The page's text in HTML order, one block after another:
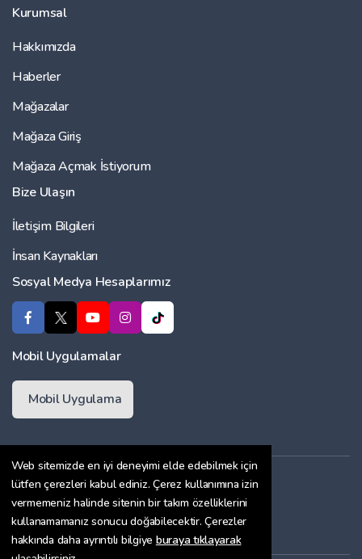
Web sitemizde en iyi deneyimi elde edebilmek için
lütfen çerezleri kabul ediniz. Çerez kullanımına izin
vermemeniz halinde sitenin bir takım özelliklerini
kullanamamanız sonucu doğabilecektir. Çerezler
hakkında daha ayrıntılı bilgiye buraya tıklayarak
Kurumsal
Hakkımızda
Haberler
Mağazalar
Mağaza Giriş
Mağaza Açmak İstiyorum
Bize Ulaşın
İletişim Bilgileri
İnsan Kaynakları
Sosyal Medya Hesaplarımız
Mobil Uygulamalar
Mobil Uygulama
Üyelik Sözleşmesi
Çerez Politikası
Gizlilik Sözleşmesi